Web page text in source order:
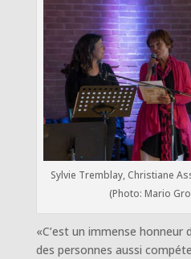
Sylvie Tremblay, Christiane
(Photo: Mario
«C’est un immense
des personnes aussi